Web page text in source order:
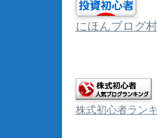
にほんブログ村
株式初心者ラン